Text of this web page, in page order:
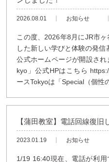
2026.08.01 お知らせ
この度、2026年8月にJR市
した新しい学びと体験の発
公式ホームページが開設さ
kyo」公式HPはこちら
ースTokyoは「Special（個性
【蒲田教室】電話回線復旧
2023.01.19 お知らせ
1/19 16:40現在、電話が利